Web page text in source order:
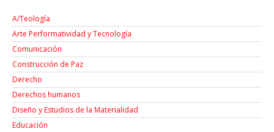
A/Teología
Arte Performatividad y Tecnología
Comunicación
Construcción de Paz
Derecho
Derechos humanos
Diseño y Estudios de la Materialidad
Educación